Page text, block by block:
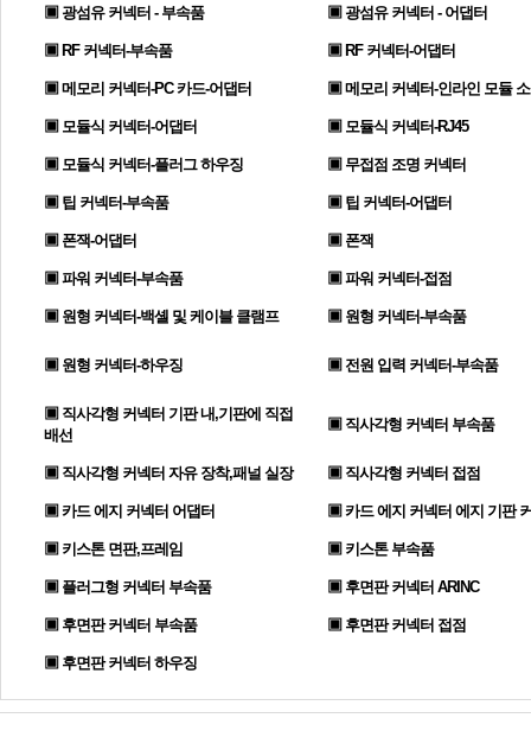
▣ 광섬유 커넥터 - 부속품 ▣ 광섬유 커넥터 - 어댑터
▣ RF 커넥터-부속품 ▣ RF 커넥터-어댑터
▣ 메모리 커넥터-PC 카드-어댑터 ▣ 메모리 커넥터-인라인 모듈
▣ 모듈식 커넥터-어댑터 ▣ 모듈식 커넥터-RJ45
▣ 모듈식 커넥터-플러그 하우징 ▣ 무접점 조명 커넥터
▣ 팁 커넥터-부속품 ▣ 팁 커넥터-어댑터
▣ 폰잭-어댑터 ▣ 폰잭
▣ 파워 커넥터-부속품 ▣ 파워 커넥터-접점
▣ 원형 커넥터-백셸 및 케이블 클램프 ▣ 원형 커넥터-부속품
▣ 원형 커넥터-하우징 ▣ 전원 입력 커넥터-부속품
▣ 직사각형 커넥터 기판 내,기판에 직접
배선
▣ 직사각형 커넥터 부속품
▣ 직사각형 커넥터 자유 장착,패널 실장 ▣ 직사각형 커넥터 접점
▣ 카드 에지 커넥터 어댑터 ▣ 카드 에지 커넥터 에지 기판
▣ 키스톤 면판,프레임 ▣ 키스톤 부속품
▣ 플러그형 커넥터 부속품 ▣ 후면판 커넥터 ARINC
▣ 후면판 커넥터 부속품 ▣ 후면판 커넥터 접점
▣ 후면판 커넥터 하우징